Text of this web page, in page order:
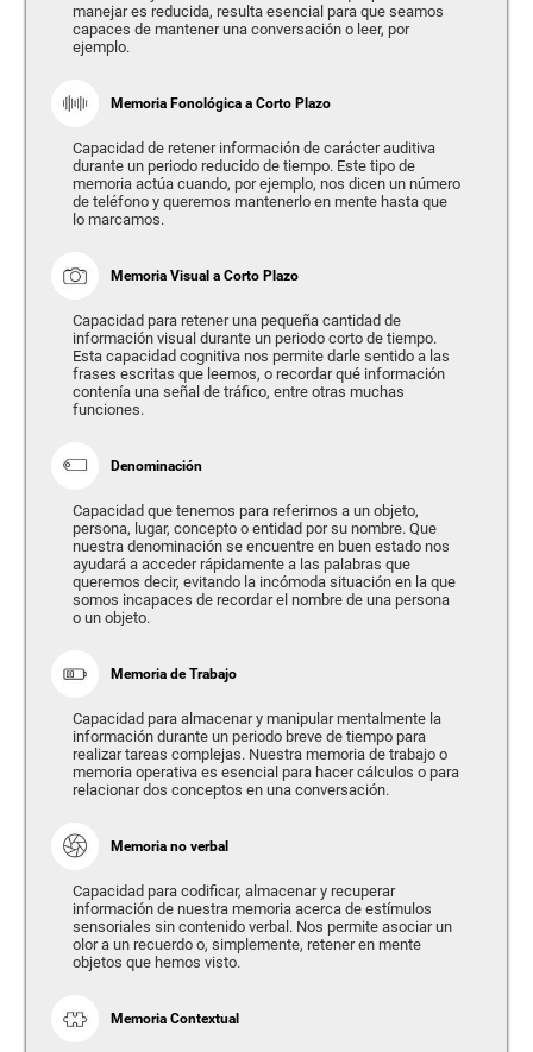
manejar es reducida, resulta esencial para que seamos
capaces de mantener una conversación o leer, por
ejemplo.
Memoria Fonológica a Corto Plazo
Capacidad de retener información de carácter auditiva
durante un periodo reducido de tiempo. Este tipo de
memoria actúa cuando, por ejemplo, nos dicen un número
de teléfono y queremos mantenerlo en mente hasta que
lo marcamos.
Memoria Visual a Corto Plazo
Capacidad para retener una pequeña cantidad de
información visual durante un periodo corto de tiempo.
Esta capacidad cognitiva nos permite darle sentido a las
frases escritas que leemos, o recordar qué información
contenía una señal de tráfico, entre otras muchas
funciones.
Denominación
Capacidad que tenemos para referirnos a un objeto,
persona, lugar, concepto o entidad por su nombre. Que
nuestra denominación se encuentre en buen estado nos
ayudará a acceder rápidamente a las palabras que
queremos decir, evitando la incómoda situación en la que
somos incapaces de recordar el nombre de una persona
o un objeto.
Memoria de Trabajo
Capacidad para almacenar y manipular mentalmente la
información durante un periodo breve de tiempo para
realizar tareas complejas. Nuestra memoria de trabajo o
memoria operativa es esencial para hacer cálculos o para
relacionar dos conceptos en una conversación.
Memoria no verbal
Capacidad para codificar, almacenar y recuperar
información de nuestra memoria acerca de estímulos
sensoriales sin contenido verbal. Nos permite asociar un
olor a un recuerdo o, simplemente, retener en mente
objetos que hemos visto.
Memoria Contextual